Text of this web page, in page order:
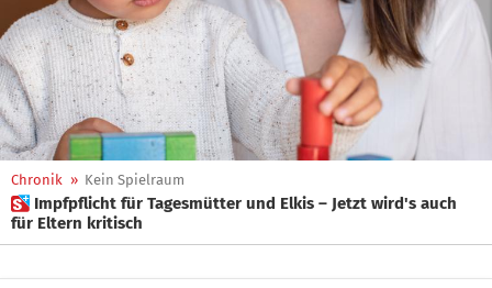
Chronik » Kein Spielraum
 Impfpflicht für Tagesmütter und Elkis – Jetzt wird's auch
für Eltern kritisch